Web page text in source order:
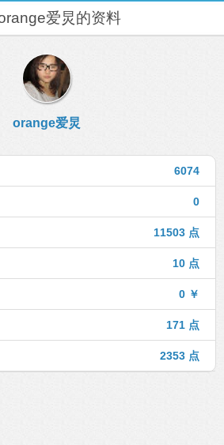
爱炅的资料
orange爱炅
6074
0
11503 点
10 点
0 ￥
171 点
2353 点